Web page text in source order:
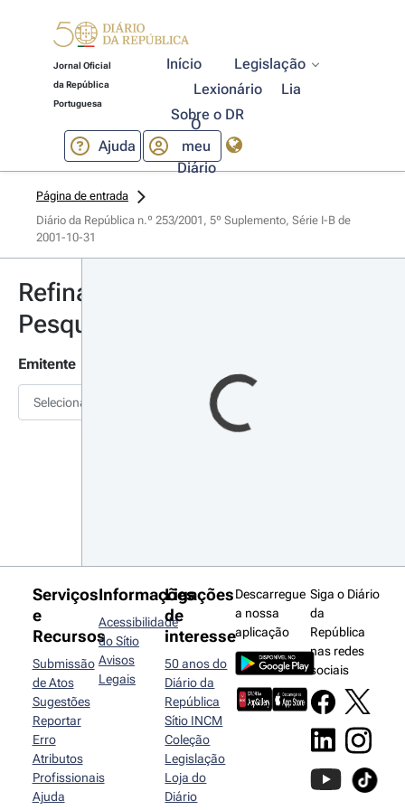
Jornal Oficial
da República
Portuguesa
Início
Legislação
Lexionário
Lia
Sobre o DR
Ajuda
O
meu
Diário
Página de entrada
Diário da República n.º 253/2001, 5º Suplemento, Série I-B de
2001-10-31
Refinar
Pesquisa
Emitente
Selecionar
Serviços
e
Recursos
Submissão
de Atos
Sugestões
Reportar
Erro
Atributos
Profissionais
Ajuda
Informações
Acessibilidade
do Sítio
Avisos
Legais
Ligações
de
interesse
50 anos do
Diário da
República
Sítio INCM
Coleção
Legislação
Loja do
Diário
Descarregue
a nossa
aplicação
Siga o Diário
da
República
nas redes
sociais